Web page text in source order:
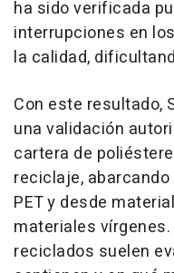
ha sido verificada
interrupciones en
la calidad,
Con este resultado,
una validación
cartera de
reciclaje,
PET y desde
materiales
reciclados suelen